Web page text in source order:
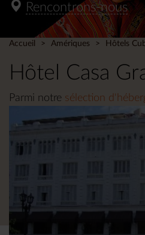
Rencontrons-nous
Accueil Amériques Hôtels
Hôtel Casa
Parmi notre sélection